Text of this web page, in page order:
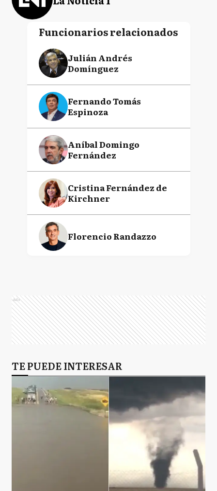
Funcionarios relacionados
Julián Andrés
Domínguez
Fernando Tomás
Espinoza
Aníbal Domingo
Fernández
Cristina Fernández de
Kirchner
Florencio Randazzo
Daniel Osvaldo Scioli
Ads
TE PUEDE INTERESAR